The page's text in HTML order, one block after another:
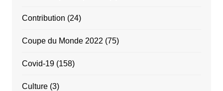
Contribution (24)
Coupe du Monde 2022 (75)
Covid-19(158)
Culture(3)